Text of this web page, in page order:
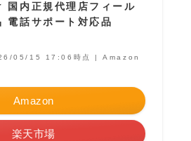
国内正規代理店フィール
電話サポート対応品
05/15 17:06時点 | Amazon
Amazon
楽天市場